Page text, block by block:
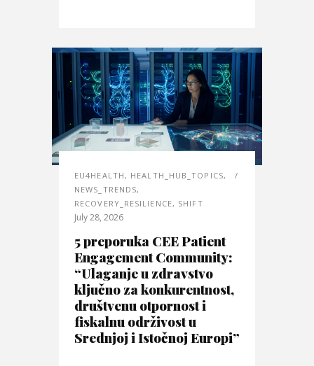
EU4HEALTH , HEALTH_HUB_TOPICS,
NEWS_TRENDS,
RECOVERY_RESILIENCE, SHIFT
July 28, 2026
5 preporuka CEE Patient
Engagement Community:
“Ulaganje u zdravstvo
ključno za konkurentnost,
društvenu otpornost i
fiskalnu održivost u
Srednjoj i Istočnoj Europi”